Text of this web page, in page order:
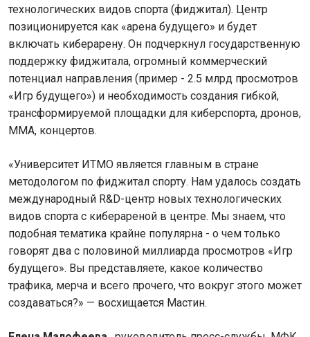
технологических видов спорта (фиджитал). Центр
позиционируется как «арена будущего» и будет
включать киберарену. Он подчеркнул государственную
поддержку фиджитала, огромный коммерческий
потенциал направления (пример - 2.5 млрд просмотров
«Игр будущего») и необходимость создания гибкой,
трансформируемой площадки для киберспорта, дронов,
ММА, концертов.
«Университет ИТМО является главным в стране
методологом по фиджитал спорту. Нам удалось создать
международный R&D-центр новых технологических
видов спорта с киберареной в центре. Мы знаем, что
подобная тематика крайне популярна - о чем только
говорят два с половиной миллиарда просмотров «Игр
будущего». Вы представляете, какое количество
трафика, мерча и всего прочего, что вокруг этого может
создаваться?» — восхищается Мастин.